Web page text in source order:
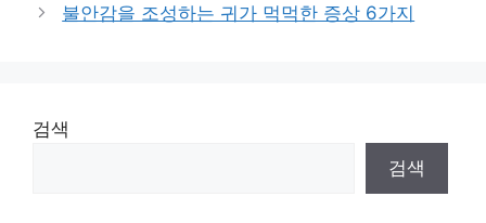
불안감을 조성하는 귀가 먹먹한 증상 6가지
검색
검색